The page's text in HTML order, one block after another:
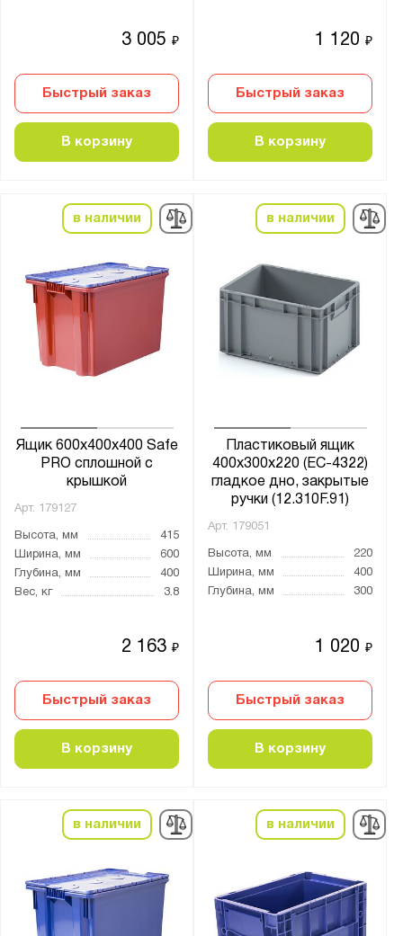
3 005₽
Быстрый заказ
В корзину
1 120₽
Быстрый заказ
В корзину
в наличии
Ящик 600х400х400 Safe
PRO сплошной с
крышкой
Арт. 179127
Высота, мм
415
Ширина, мм
600
Глубина, мм
400
Вес, кг
3.8
2 163₽
Быстрый заказ
В корзину
в наличии
Пластиковый ящик
400х300х220 (ЕС-4322)
гладкое дно, закрытые
ручки (12.310F.91)
Арт. 179051
Высота, мм
220
Ширина, мм
400
Глубина, мм
300
1 020₽
Быстрый заказ
В корзину
в наличии в наличии